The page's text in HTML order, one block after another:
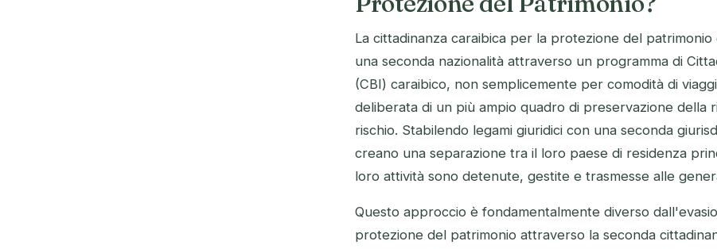
La cittadinanza caraibica per la protezione del
una seconda nazionalità attraverso un programma di
(CBI) caraibico, non semplicemente per comodità di
deliberata di un più ampio quadro di preservazione della
rischio. Stabilendo legami giuridici con una seconda
creano una separazione tra il loro paese di residenza
loro attività sono detenute, gestite e trasmesse alle
Questo approccio è fondamentalmente diverso
protezione del patrimonio attraverso la seconda